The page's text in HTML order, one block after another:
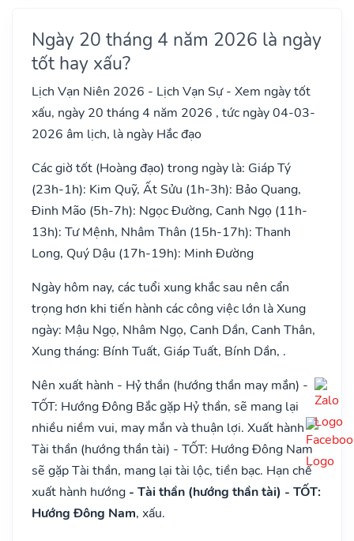
Ngày 20 tháng 4 năm 2026 là ngày
tốt hay xấu?
Lịch Vạn Niên 2026 - Lịch Vạn Sự - Xem ngày tốt
xấu, ngày 20 tháng 4 năm 2026 , tức ngày 04-03-
2026 âm lịch, là ngày Hắc đạo
Các giờ tốt (Hoàng đạo) trong ngày là: Giáp Tý
(23h-1h): Kim Quỹ, Ất Sửu (1h-3h): Bảo Quang,
Đinh Mão (5h-7h): Ngọc Đường, Canh Ngọ (11h-
13h): Tư Mệnh, Nhâm Thân (15h-17h): Thanh
Long, Quý Dậu (17h-19h): Minh Đường
Ngày hôm nay, các tuổi xung khắc sau nên cẩn
trọng hơn khi tiến hành các công việc lớn là Xung
ngày: Mậu Ngọ, Nhâm Ngọ, Canh Dần, Canh Thân,
Xung tháng: Bính Tuất, Giáp Tuất, Bính Dần, .
Nên xuất hành - Hỷ thần (hướng thần may mắn) -
TỐT: Hướng Đông Bắc gặp Hỷ thần, sẽ mang lại
nhiều niềm vui, may mắn và thuận lợi. Xuất hành -
Tài thần (hướng thần tài) - TỐT: Hướng Đông Nam
sẽ gặp Tài thần, mang lại tài lộc, tiền bạc. Hạn chế
xuất hành hướng - Tài thần (hướng thần tài) - TỐT:
Hướng Đông Nam, xấu.